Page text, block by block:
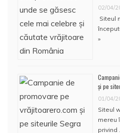
02/04/
Siteul
»
și pe
01/04/
Siteul
mereu
privind …